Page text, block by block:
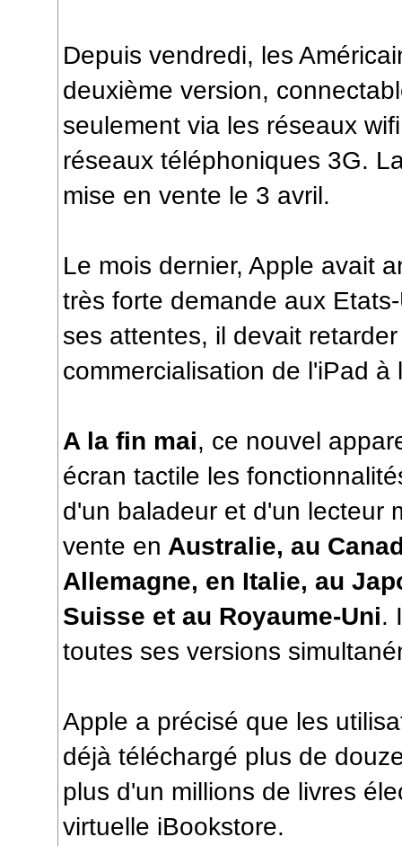
Depuis vendredi, les
deuxième version,
seulement via les réseaux
réseaux téléphoniques 3G.
mise en vente le 3 avril.
Le mois dernier, Apple avait
très forte demande aux
ses attentes, il devait
commercialisation de l'iPad à
A la fin mai, ce nouvel
écran tactile les
d'un baladeur et d'un lecteur
vente en Australie, au
Allemagne, en Italie, au
Suisse et au Royaume-Uni.
toutes ses versions
Apple a précisé que les
déjà téléchargé plus de
plus d'un millions de livres
virtuelle iBookstore.